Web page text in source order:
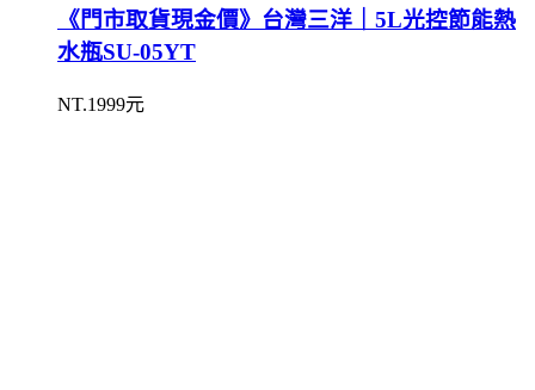
《門市取貨現金價》台灣三洋｜5L光控節能熱
水瓶SU-05YT
NT.1999元